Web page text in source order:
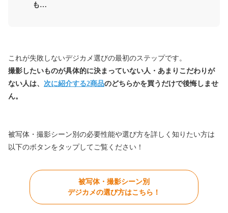
も…
これが失敗しないデジカメ選びの最初のステップです。
撮影したいものが具体的に決まっていない人・あまりこだわりが
ない人は、 次に紹介する2商品のどちらかを買うだけで後悔しませ
ん。
被写体・撮影シーン別の必要性能や選び方を詳しく知りたい方は
以下のボタンをタップしてご覧ください！
被写体・撮影シーン別
デジカメの選び方はこちら！